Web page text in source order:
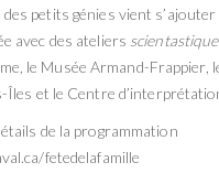
petits génies vient
avec des ateliers scientastique
le Musée Armand-Frappier,
Îles et le Centre
de la programmation
fetedelafamille